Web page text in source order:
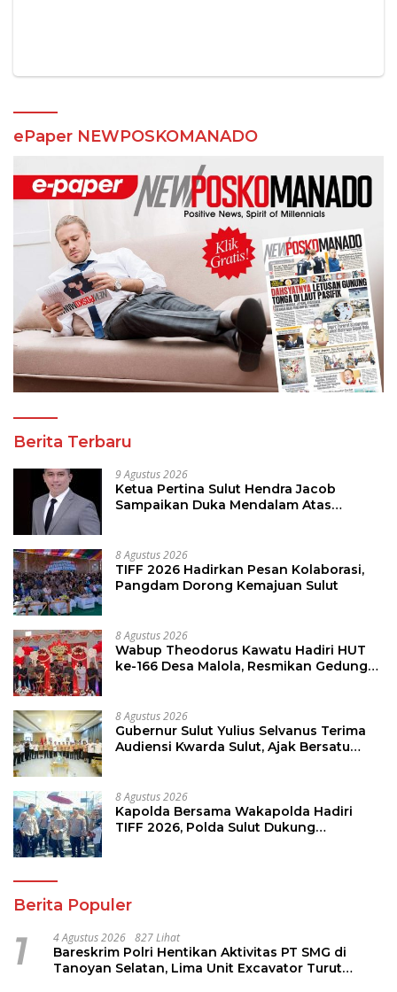
ePaper NEWPOSKOMANADO
Berita Terbaru
9 Agustus 2026
Ketua Pertina Sulut Hendra Jacob
Sampaikan Duka Mendalam Atas
8 Agustus 2026
TIFF 2026 Hadirkan Pesan Kolaborasi,
Pangdam Dorong Kemajuan Sulut
8 Agustus 2026
Wabup Theodorus Kawatu Hadiri HUT
ke-166 Desa Malola, Resmikan Gedung
8 Agustus 2026
Gubernur Sulut Yulius Selvanus Terima
Audiensi Kwarda Sulut, Ajak Bersatu
8 Agustus 2026
Kapolda Bersama Wakapolda Hadiri
TIFF 2026, Polda Sulut Dukung
Berita Populer
1 4 Agustus 2026 827 Lihat
Bareskrim Polri Hentikan Aktivitas PT SMG di
Tanoyan Selatan, Lima Unit Excavator Turut